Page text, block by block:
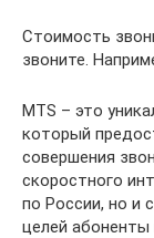
Стоимость
звоните.
MTS – это
который
совершения
скоростного
по России, но и
целей абоненты